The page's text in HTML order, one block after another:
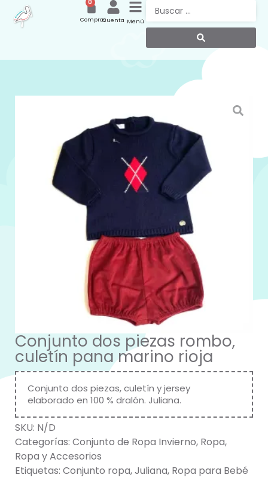
Menú
Cuenta
0
Compras
Conjunto dos piezas rombo,
culetín pana marino rioja
Conjunto dos piezas, culetín y jersey
elaborado en 100 % dralón. Juliana.
SKU: N/D
Categorías: Conjunto de Ropa Invierno, Ropa,
Ropa y Accesorios
Etiquetas: Conjunto ropa,Juliana, Ropa para Bebé